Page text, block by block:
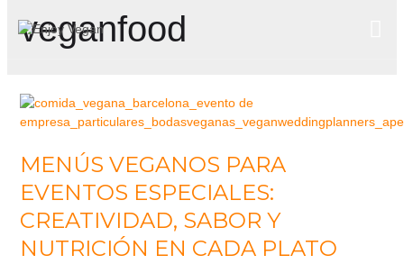
veganfood
MENÚS VEGANOS PARA
EVENTOS ESPECIALES:
CREATIVIDAD, SABOR Y
NUTRICIÓN EN CADA PLATO